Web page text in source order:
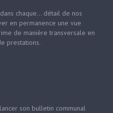
chaque… détail de nos
en permanence une vue
de manière transversale en
prestations.
son bulletin communal